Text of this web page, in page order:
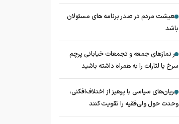
معیشت مردم در صدر برنامه های مسئولان
باشد
در نماز‌های جمعه و تجمعات خیابانی پرچم
سرخ یا لثارات را به همراه داشته باشید
جریان‌های سیاسی با پرهیز از اختلاف‌افکنی،
وحدت حول ولی‌فقیه را تقویت کنند